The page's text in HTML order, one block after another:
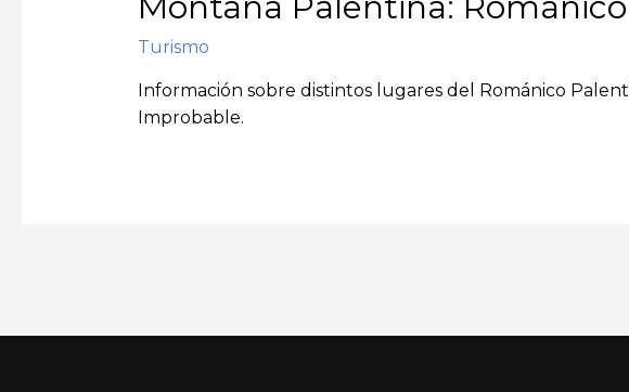
Turismo
Información sobre distintos lugares del Románico
Improbable.